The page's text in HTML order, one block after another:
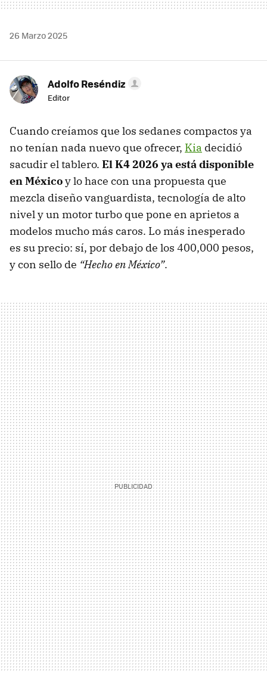
26 Marzo 2025
Adolfo Reséndiz
Editor
Cuando creíamos que los sedanes compactos ya
no tenían nada nuevo que ofrecer, Kia decidió
sacudir el tablero. El K4 2026 ya está disponible
en Méxicoy lo hace con una propuesta que
mezcla diseño vanguardista, tecnología de alto
nivel y un motor turbo que pone en aprietos a
modelos mucho más caros. Lo más inesperado
es su precio: sí, por debajo de los 400,000 pesos,
y con sello de “Hecho en México”.